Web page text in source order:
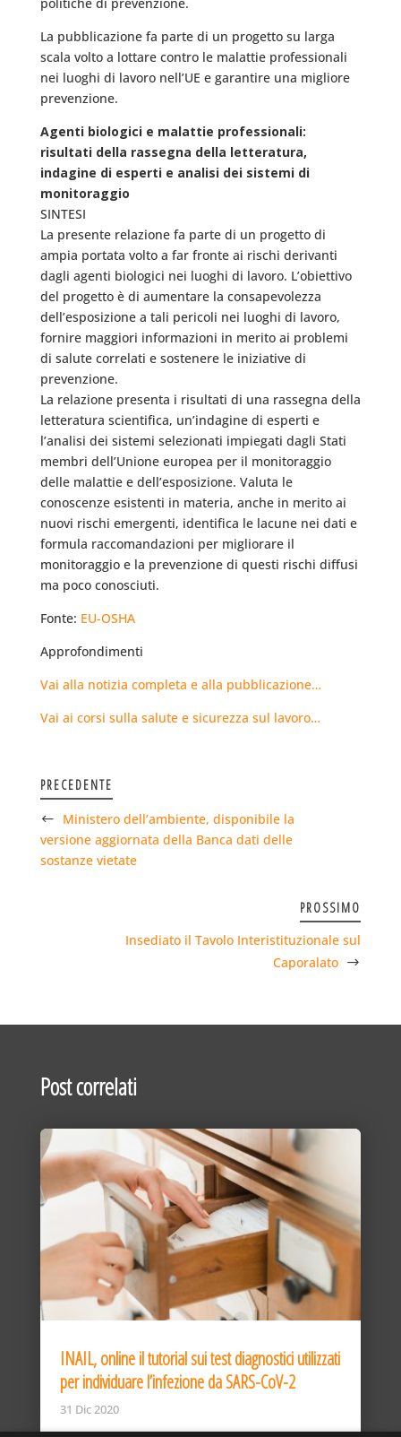
La pubblicazione fa parte di un progetto su larga
scala volto a lottare contro le malattie professionali
nei luoghi di lavoro nell’UE e garantire una migliore
prevenzione.
Agenti biologici e malattie professionali:
risultati della rassegna della letteratura,
indagine di esperti e analisi dei sistemi di
monitoraggio
SINTESI
La presente relazione fa parte di un progetto di
ampia portata volto a far fronte ai rischi derivanti
dagli agenti biologici nei luoghi di lavoro. L’obiettivo
del progetto è di aumentare la consapevolezza
dell’esposizione a tali pericoli nei luoghi di lavoro,
fornire maggiori informazioni in merito ai problemi
di salute correlati e sostenere le iniziative di
prevenzione.
La relazione presenta i risultati di una rassegna della
letteratura scientifica, un’indagine di esperti e
l’analisi dei sistemi selezionati impiegati dagli Stati
membri dell’Unione europea per il monitoraggio
delle malattie e dell’esposizione. Valuta le
conoscenze esistenti in materia, anche in merito ai
nuovi rischi emergenti, identifica le lacune nei dati e
formula raccomandazioni per migliorare il
monitoraggio e la prevenzione di questi rischi diffusi
ma poco conosciuti.
Fonte: EU-OSHA
Approfondimenti
Vai alla notizia completa e alla pubblicazione…
Vai ai corsi sulla salute e sicurezza sul lavoro…
PRECEDENTE
Ministero dell’ambiente, disponibile la
versione aggiornata della Banca dati delle
sostanze vietate
PROSSIMO
Insediato il Tavolo Interistituzionale sul
Caporalato
Post correlati
INAIL, online il tutorial sui test diagnostici utilizzati
per individuare l’infezione da SARS-CoV-2
31 Dic 2020